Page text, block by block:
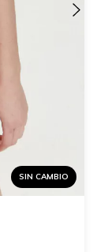
SIN CAMBIO